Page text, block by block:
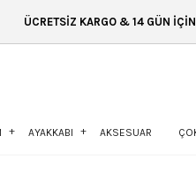
& 14 GÜN İÇİNDE İADE &
AYAKKABI AKSESUAR